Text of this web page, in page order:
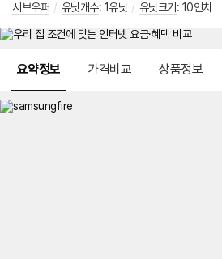
서브우퍼 / 유닛개수: 1유닛 / 유닛크기 : 10인치
요약정보 가격비교 상품정보